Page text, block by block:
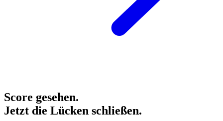
Score gesehen.
Jetzt die Lücken schließen.